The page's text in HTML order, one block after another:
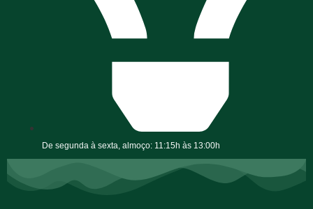
De segunda à sexta, almoço: 11:15h às 13:00h